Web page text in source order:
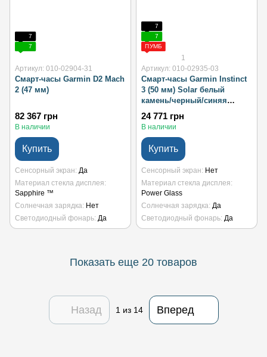
7
7
Артикул: 010-02904-31
Смарт-часы Garmin D2 Mach
2 (47 мм)
82 367 грн
В наличии
Купить
Сенсорный экран Да
Материал стекла дисплея
Sapphire ™
Солнечная зарядка Нет
Светодиодный фонарь Да
7
7
ПУМБ
1
Артикул: 010-02935-03
Смарт-часы Garmin Instinct
3 (50 мм) Solar белый
камень/черный/синяя
молния
24 771 грн
В наличии
Купить
Сенсорный экран
Нет
Материал стекла дисплея
Power Glass
Солнечная зарядка Да
Светодиодный фонарь Да
Показать еще 20 товаров
Назад 1 из 14 Вперед